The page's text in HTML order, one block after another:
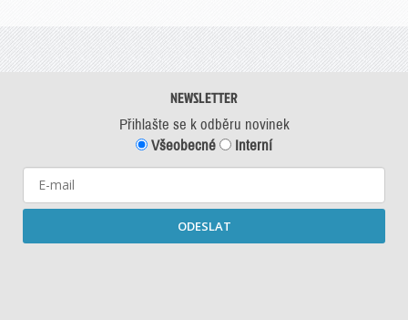
NEWSLETTER
Přihlašte se k odběru novinek
Všeobecné
Interní
ODESLAT